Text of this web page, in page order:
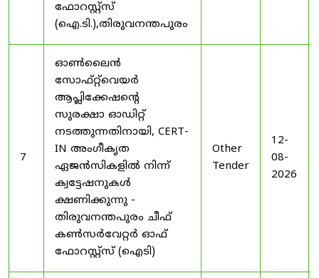
ഫോറസ്റ്റ്സ്
(ഐ.ടി.),തിരുവനന്തപുരം
7
ഓൺലൈൻ
സോഫ്റ്റ്‌വെയർ
ആപ്ലിക്കേഷന്റെ
സുരക്ഷാ ഓഡിറ്റ്
നടത്തുന്നതിനായി, CERT-
IN അംഗീകൃത
ഏജൻസികളിൽ നിന്ന്
ക്വട്ടേഷനുകൾ
ക്ഷണിക്കുന്നു -
തിരുവനന്തപുരം ചീഫ്
കൺസർവേറ്റർ ഓഫ്
ഫോറസ്റ്റ്സ് (ഐടി)
Other
Tender
12-
08-
2026